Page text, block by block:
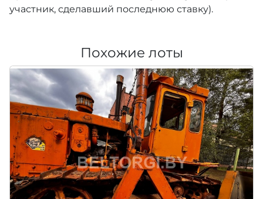
участник, сделавший последнюю ставку).
Похожие лоты